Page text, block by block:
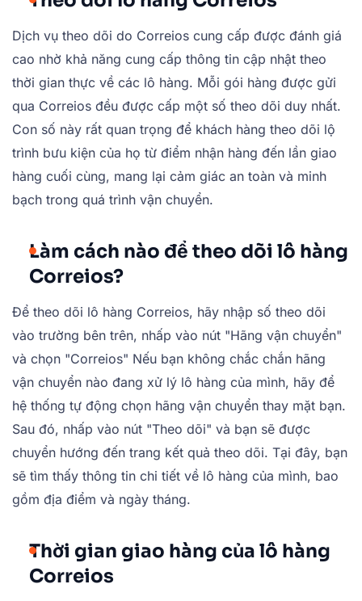
Dịch vụ theo dõi do Correios cung cấp được đánh giá
cao nhờ khả năng cung cấp thông tin cập nhật theo
thời gian thực về các lô hàng. Mỗi gói hàng được gửi
qua Correios đều được cấp một số theo dõi duy nhất.
Con số này rất quan trọng để khách hàng theo dõi lộ
trình bưu kiện của họ từ điểm nhận hàng đến lần giao
hàng cuối cùng, mang lại cảm giác an toàn và minh
bạch trong quá trình vận chuyển.
Làm cách nào để theo dõi lô hàng
Correios?
Để theo dõi lô hàng Correios, hãy nhập số theo dõi
vào trường bên trên, nhấp vào nút "Hãng vận chuyển"
và chọn "Correios" Nếu bạn không chắc chắn hãng
vận chuyển nào đang xử lý lô hàng của mình, hãy để
hệ thống tự động chọn hãng vận chuyển thay mặt bạn.
Sau đó, nhấp vào nút "Theo dõi" và bạn sẽ được
chuyển hướng đến trang kết quả theo dõi. Tại đây, bạn
sẽ tìm thấy thông tin chi tiết về lô hàng của mình, bao
gồm địa điểm và ngày tháng.
Thời gian giao hàng của lô hàng
Correios